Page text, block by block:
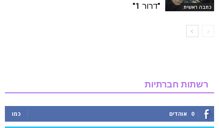
כתבה ראשית
"דרור 1"
רשתות חברתיות
0 אוהדים כמו